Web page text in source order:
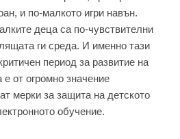
и по-малкото игри навън.
деца са по-чувствителни
ги среда. И именно тази
период за развитие на
е от огромно значение
мерки за защита на детското
обучение.